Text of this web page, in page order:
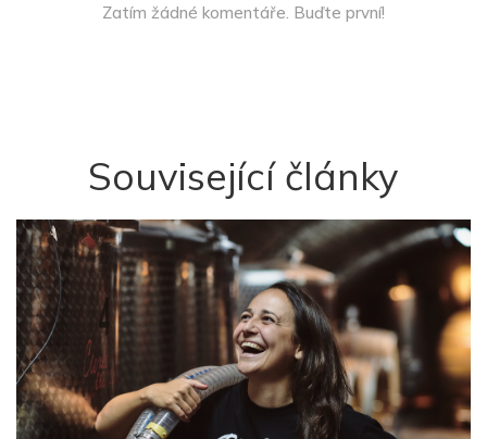
Zatím žádné komentáře. Buďte první!
Související články